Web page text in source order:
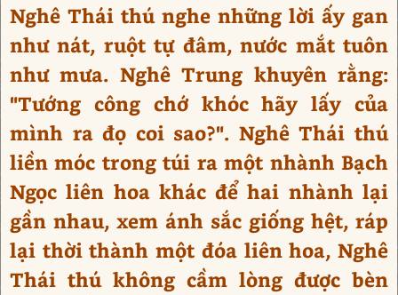
Nghê Thái thú nghe những lời ấy gan
như nát, ruột tự đâm, nước mắt tuôn
như mưa. Nghê Trung khuyên rằng:
"Tướng công chớ khóc hãy lấy của
mình ra đọ coi sao?". Nghê Thái thú
liền móc trong túi ra một nhành Bạch
Ngọc liên hoa khác để hai nhành lại
gần nhau, xem ánh sắc giống hệt, ráp
lại thời thành một đóa liên hoa, Nghê
Thái thú không cầm lòng được bèn